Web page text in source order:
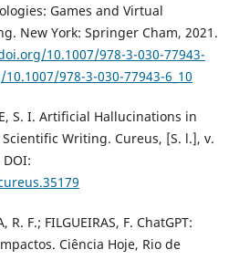
Games and Virtual
New York: Springer Cham, 2021.
10.1007/978-3-030-77943-
978-3-030-77943-6_10
S. I. Artificial Hallucinations in
Writing. Cureus, [S. l.], v.
R. F.; FILGUEIRAS, F. ChatGPT:
Ciência Hoje, Rio de